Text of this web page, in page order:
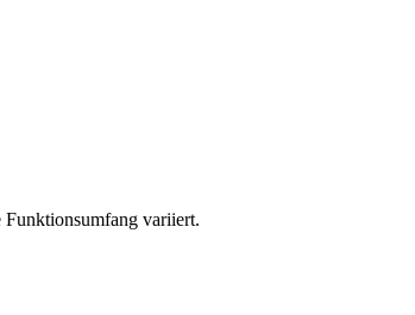
Funktionsumfang variiert.